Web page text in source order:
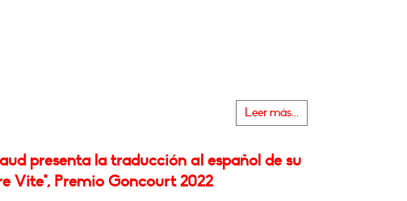
Leer más...
presenta la traducción al español de su
Vite", Premio Goncourt 2022